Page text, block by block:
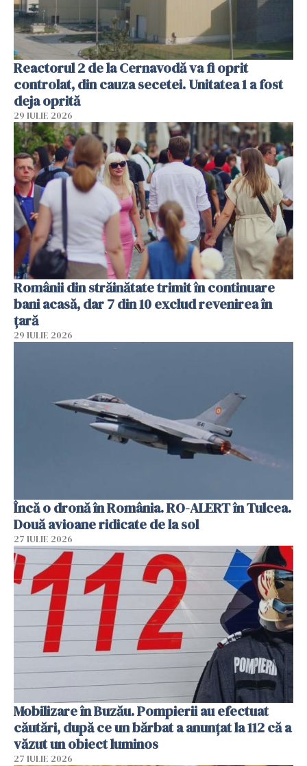
Reactorul 2 de la Cernavodă va fi oprit
controlat, din cauza secetei. Unitatea 1 a fost
deja oprită
29 IULIE 2026
Românii din străinătate trimit în continuare
bani acasă, dar 7 din 10 exclud revenirea în
țară
29 IULIE 2026
Încă o dronă în România. RO-ALERT în Tulcea.
Două avioane ridicate de la sol
27 IULIE 2026
Mobilizare în Buzău. Pompierii au efectuat
căutări, după ce un bărbat a anunțat la 112 că a
văzut un obiect luminos
27 IULIE 2026